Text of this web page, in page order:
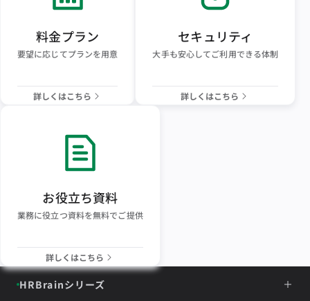
料金プラン
要望に応じてプランを用意
詳しくはこちら
セキュリティ
大手も安心してご利用できる体制
詳しくはこちら
お役立ち資料
業務に役立つ資料を無料でご提供
詳しくはこちら
HRBrainシリーズ